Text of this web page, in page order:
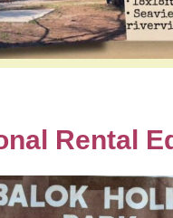
Rental